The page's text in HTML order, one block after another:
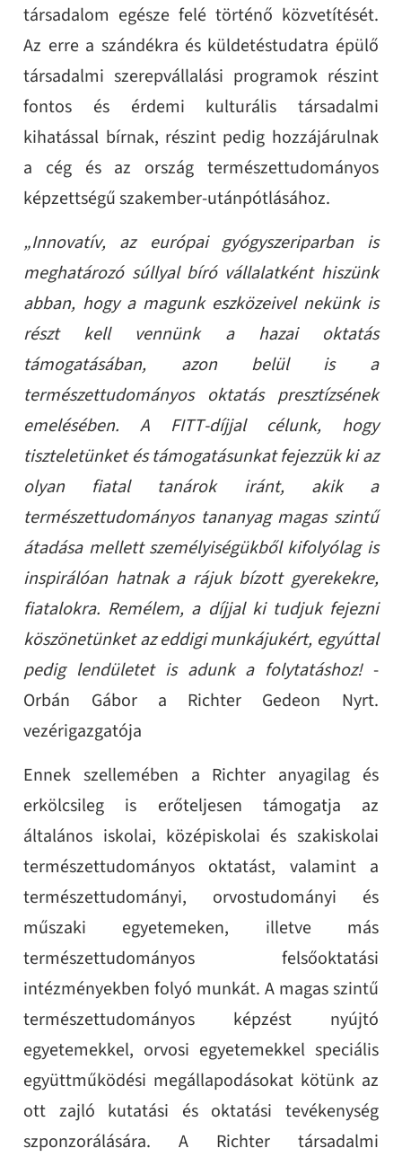
társadalom egésze felé történő közvetítését.
Az erre a szándékra és küldetéstudatra épülő
társadalmi szerepvállalási programok részint
fontos és érdemi kulturális társadalmi
kihatással bírnak, részint pedig hozzájárulnak
a cég és az ország természettudományos
képzettségű szakember-utánpótlásához.
„Innovatív, az európai gyógyszeriparban is
meghatározó súllyal bíró vállalatként hiszünk
abban, hogy a magunk eszközeivel nekünk is
részt kell vennünk a hazai oktatás
támogatásában, azon belül is a
természettudományos oktatás presztízsének
emelésében. A FITT-díjjal célunk, hogy
tiszteletünket és támogatásunkat fejezzük ki az
olyan fiatal tanárok iránt, akik a
természettudományos tananyag magas szintű
átadása mellett személyiségükből kifolyólag is
inspirálóan hatnak a rájuk bízott gyerekekre,
fiatalokra. Remélem, a díjjal ki tudjuk fejezni
köszönetünket az eddigi munkájukért, egyúttal
pedig lendületet is adunk a folytatáshoz!-
Orbán Gábor a Richter Gedeon Nyrt.
vezérigazgatója
Ennek szellemében a Richter anyagilag és
erkölcsileg is erőteljesen támogatja az
általános iskolai, középiskolai és szakiskolai
természettudományos oktatást, valamint a
természettudományi, orvostudományi és
műszaki egyetemeken, illetve más
természettudományos felsőoktatási
intézményekben folyó munkát. A magas szintű
természettudományos képzést nyújtó
egyetemekkel, orvosi egyetemekkel speciális
együttműködési megállapodásokat kötünk az
ott zajló kutatási és oktatási tevékenység
szponzorálására. A Richter társadalmi